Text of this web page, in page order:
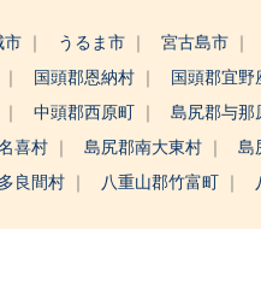
市 うるま市 宮古島市
国頭郡恩納村 国頭郡宜野
中頭郡西原町
島尻郡与那
喜村 島尻郡南大東村
島
良間村 八重山郡竹富町